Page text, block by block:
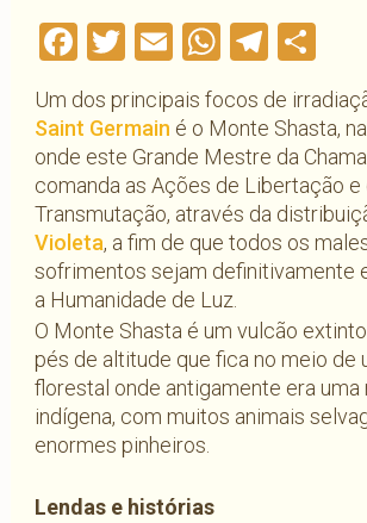
Facebook
Twitter
Email
Um dos principais focos de
Saint Germain é o Monte Shasta,
onde este Grande Mestre da
comanda as Ações de Libertação e
Transmutação, através da
Violeta, a fim de que todos os
sofrimentos sejam definitivamente
a Humanidade de Luz.
O Monte Shasta é um vulcão
pés de altitude que fica no meio de
florestal onde antigamente era uma
indígena, com muitos animais
enormes pinheiros.
Lendas e histórias